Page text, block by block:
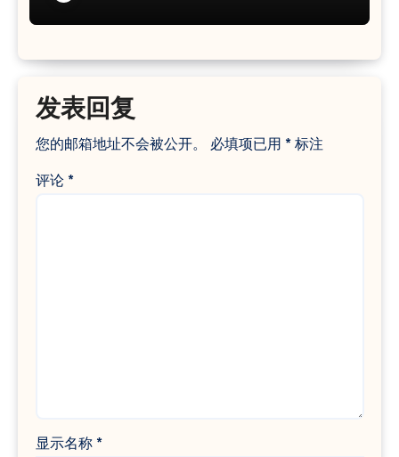
发表回复
您的邮箱地址不会被公开。 必填项已用 *标注
评论 *
显示名称 *